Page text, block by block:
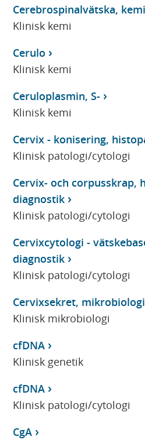
Cerebrospinalvätska,
Klinisk kemi
Cerulo
Klinisk kemi
Ceruloplasmin, S-
Klinisk kemi
Cervix - konisering,
Klinisk patologi/cytologi
Cervix- och corpusskrap,
diagnostik
Klinisk patologi/cytologi
Cervixcytologi -
diagnostik
Klinisk patologi/cytologi
Cervixsekret,
Klinisk mikrobiologi
cfDNA
Klinisk genetik
cfDNA
Klinisk patologi/cytologi
CgA